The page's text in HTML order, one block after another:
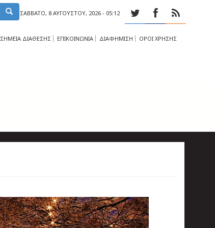
ΣΆΒΒΑΤΟ, 8 ΑΥΓΟΎΣΤΟΥ, 2026 - 05:12
ΣΗΜΕΙΑ ΔΙΑΘΕΣΗΣ ΕΠΙΚΟΙΝΩΝΙΑ ΔΙΑΦΗΜΙΣΗ ΟΡΟΙ ΧΡΗΣΗΣ